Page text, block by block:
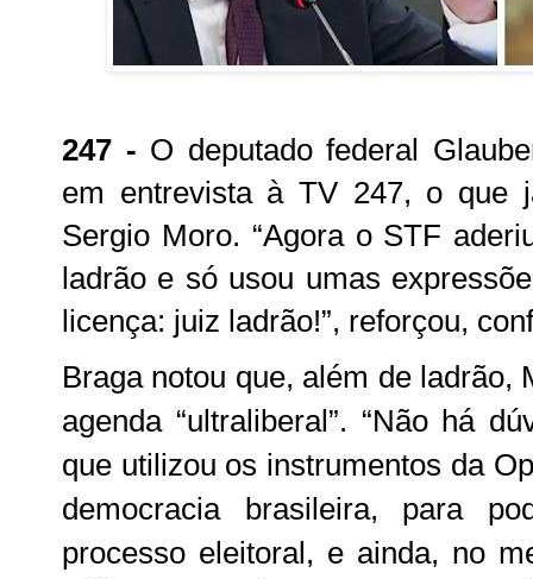
247 - O deputado federal
em entrevista à TV 247, o que
Sergio Moro. “Agora o STF
ladrão e só usou umas
licença: juiz ladrão!”, reforçou,
Braga notou que, além de ladrão,
agenda “ultraliberal”. “Não há
que utilizou os instrumentos da
democracia brasileira, para
processo eleitoral, e ainda, no